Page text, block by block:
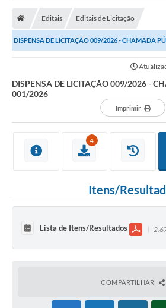
Editais Editais de Licitação
DISPENSA DE LICITAÇÃO 009/2026 - CHAMADA
DISPENSA DE LICITAÇÃO 009/2026 -
001/2026
Imprimir
4
Itens/
Lista de Itens/Resultados
COMPARTILHAR